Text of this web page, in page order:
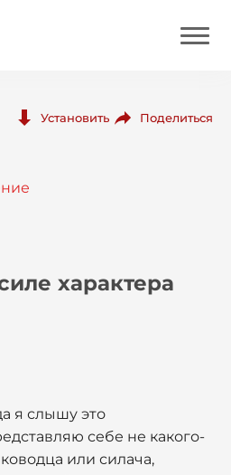
Установить Поделиться
характера
я слышу это
себе не какого-
или силача,